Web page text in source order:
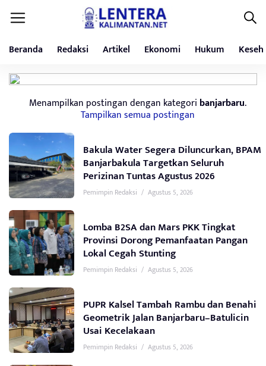
Beranda Redaksi Artikel Ekonomi Hukum
Menampilkan postingan dengan kategori banjarbaru.
Tampilkan semua postingan
Bakula Water Segera Diluncurkan, BPAM
Banjarbakula Targetkan Seluruh
Perizinan Tuntas Agustus 2026
Pemimpin Redaksi / Agustus 5, 2026
Lomba B2SA dan Mars PKK Tingkat
Provinsi Dorong Pemanfaatan Pangan
Lokal Cegah Stunting
Pemimpin Redaksi / Agustus 5, 2026
PUPR Kalsel Tambah Rambu dan Benahi
Geometrik Jalan Banjarbaru–Batulicin
Usai Kecelakaan
Pemimpin Redaksi / Agustus 5, 2026